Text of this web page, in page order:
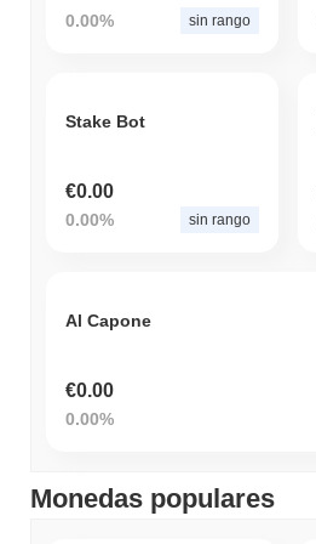
0.00% sin rango
Stake Bot
€0.00
0.00% sin rango
Al Capone
€0.00
0.00%
Monedas populares